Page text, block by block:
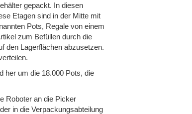
gepackt. In diesen
Etagen sind in der Mitte mit
Pots, Regale von einem
zum Befüllen durch die
den Lagerflächen abzusetzen.
her um die 18.000 Pots, die
Roboter an die Picker
in die Verpackungsabteilung